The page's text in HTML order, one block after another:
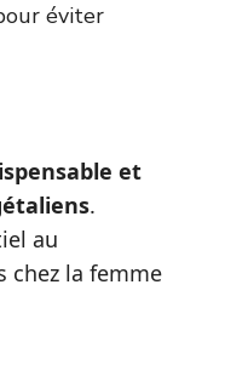
éviter
et
.
au
la femme